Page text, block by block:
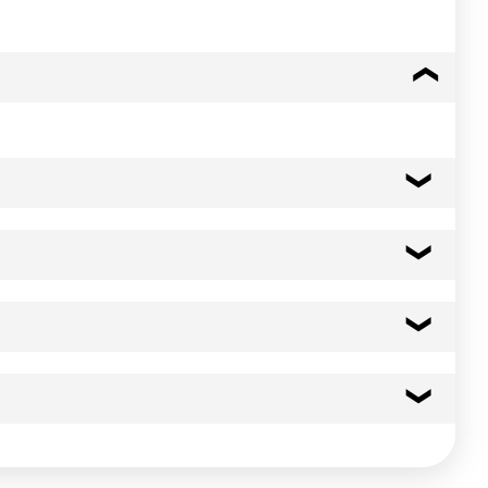
AOP (fromage à pâte pressée cuite, environ 5 à 10%),